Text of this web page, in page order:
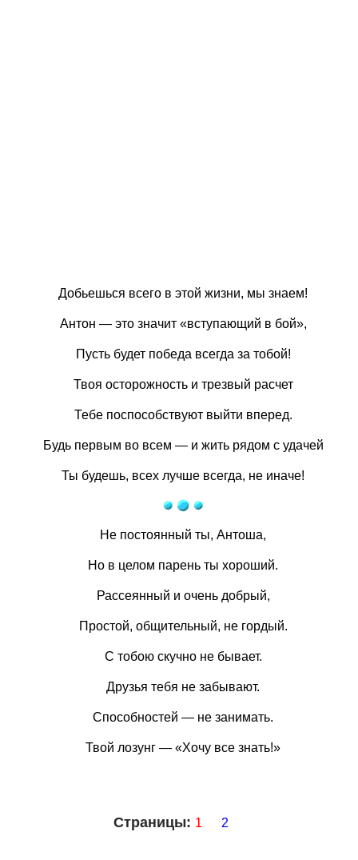
Добьешься всего в этой жизни, мы знаем!
Антон — это значит «вступающий в бой»,
Пусть будет победа всегда за тобой!
Твоя осторожность и трезвый расчет
Тебе поспособствуют выйти вперед.
Будь первым во всем — и жить рядом с удачей
Ты будешь, всех лучше всегда, не иначе!
Не постоянный ты, Антоша,
Но в целом парень ты хороший.
Рассеянный и очень добрый,
Простой, общительный, не гордый.
С тобою скучно не бывает.
Друзья тебя не забывают.
Способностей — не занимать.
Твой лозунг — «Хочу все знать!»
Страницы: 1 2